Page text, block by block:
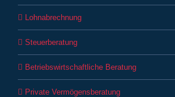
Lohnabrechnung
Steuerberatung
Betriebswirtschaftliche Beratung
Private Vermögensberatung